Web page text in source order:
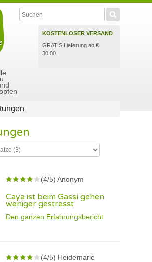
KOSTENLOSER VERSAND
GRATIS Lieferung ab €
30.00
(4/5) Anonym
Caya ist beim Gassi gehen
weniger gestresst
Den ganzen Erfahrungsbericht
(4/5) Heidemarie